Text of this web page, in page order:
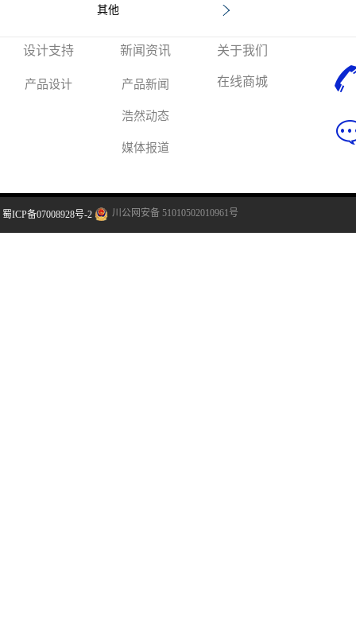
其他
设计支持
产品设计
新闻资讯
产品新闻
浩然动态
媒体报道
关于我们
在线商城
蜀ICP备07008928号-2 川公网安备 51010502010961号